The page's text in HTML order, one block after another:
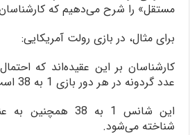
مستقل» را شرح می‌دهیم که کارشناسان
برای مثال، در بازی رولت آمریکایی:
کارشناسان بر این عقیده‌اند که
عدد گردونه در هر دور بازی 1 به 38 است.
این شانس 1 به 38
شناخته می‌شود.